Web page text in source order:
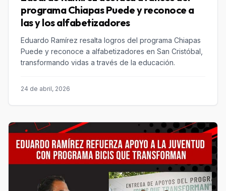
programa Chiapas Puede y reconoce a
Eduardo Ramírez resalta logros del programa Chiapas
Puede y reconoce a alfabetizadores en San Cristóbal,
transformando vidas a través de la educación.
24 de abril, 2026